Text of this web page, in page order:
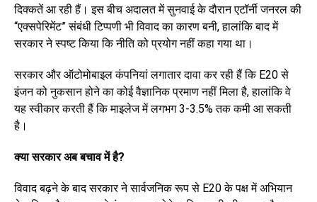
दिक्कतें आ रही हैं। इस बीच अदालत में सुनवाई के दौरान एटॉर्नी जनरल की
“एक्सपेरिमेंट” संबंधी टिप्पणी भी विवाद का कारण बनी, हालांकि बाद में
सरकार ने स्पष्ट किया कि नीति को प्रयोग नहीं कहा गया था।
सरकार और ऑटोमोबाइल कंपनियां लगातार दावा कर रही हैं कि E20 से
इंजन को नुकसान होने का कोई वैज्ञानिक प्रमाण नहीं मिला है, हालांकि वे
यह स्वीकार करती हैं कि माइलेज में लगभग 3-3.5% तक कमी आ सकती
है।
क्या सरकार अब बचाव में है?
विवाद बढ़ने के बाद सरकार ने सार्वजनिक रूप से E20 के पक्ष में अभियान